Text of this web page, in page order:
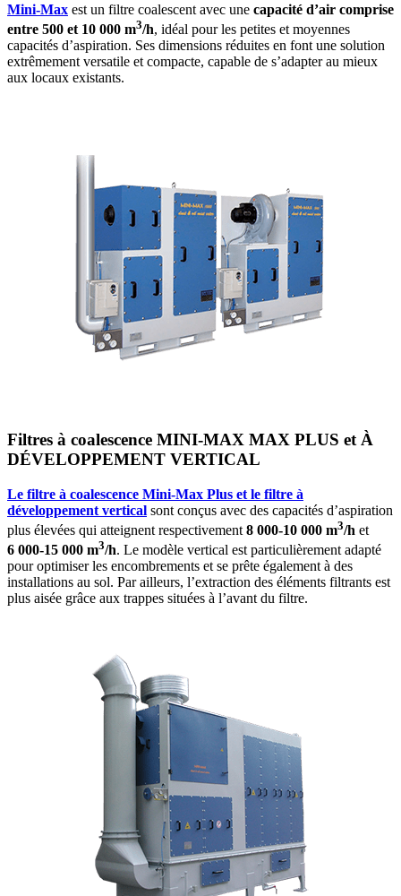
Mini-Max est un filtre coalescent avec une capacité d’air comprise
entre 500 et 10 000 m3/h, idéal pour les petites et moyennes
capacités d’aspiration. Ses dimensions réduites en font une solution
extrêmement versatile et compacte, capable de s’adapter au mieux
aux locaux existants.
Filtres à coalescence MINI-MAX MAX PLUS et À
DÉVELOPPEMENT VERTICAL
Le filtre à coalescence Mini-Max Plus et le filtre à
développement vertical sont conçus avec des capacités d’aspiration
plus élevées qui atteignent respectivement 8 000-10 000 m3/h et
6 000-15 000 m3/h. Le modèle vertical est particulièrement adapté
pour optimiser les encombrements et se prête également à des
installations au sol. Par ailleurs, l’extraction des éléments filtrants est
plus aisée grâce aux trappes situées à l’avant du filtre.